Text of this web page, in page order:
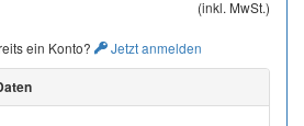
(inkl. MwSt.)
ein Konto? Jetzt anmelden